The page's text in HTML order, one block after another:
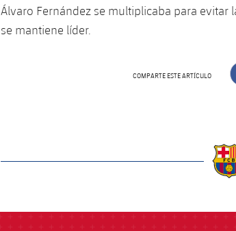
Álvaro Fernández se multiplicaba para evitar
se mantiene líder.
COMPARTE ESTE ARTÍCULO